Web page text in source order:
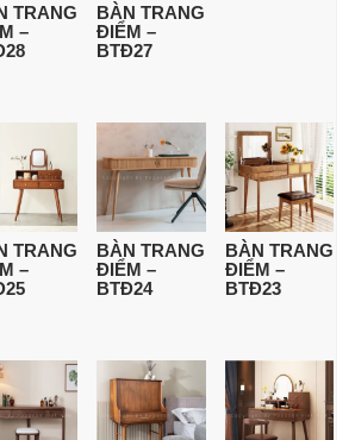
TRANG
–
BÀN TRANG
ĐIỂM –
BTĐ27
TRANG
–
BÀN TRANG
ĐIỂM –
BTĐ24
BÀN TRANG
ĐIỂM –
BTĐ23